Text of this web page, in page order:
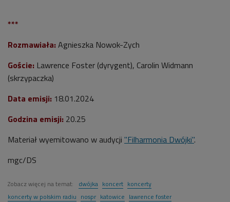
***
Rozmawiała: Agnieszka Nowok-Zych
Goście: Lawrence Foster (dyrygent), Carolin Widmann
(skrzypaczka)
Data emisji: 18.01.2024
Godzina emisji: 20.25
Materiał wyemitowano w audycji "Filharmonia Dwójki".
mgc/DS
Zobacz więcej na temat: dwójka koncert koncerty
koncerty w polskim radiu nospr katowice lawrence foster